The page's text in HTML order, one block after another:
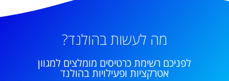
מה לעשות בהולנד?
לפניכם רשימת כרטיסים מומלצים למגוון
אטרקציות ופעילויות בהולנד